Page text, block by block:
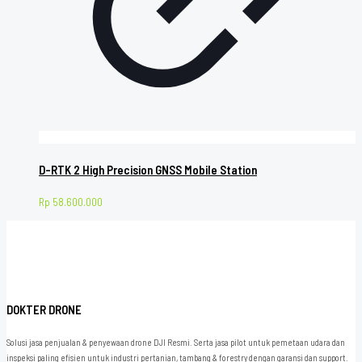
D-RTK 2 High Precision GNSS Mobile Station
Rp 58.600.000
DOKTER DRONE
Solusi jasa penjualan & penyewaan drone DJI Resmi. Serta jasa pilot untuk pemetaan udara dan
inspeksi paling efisien untuk industri pertanian, tambang & forestry dengan garansi dan support.